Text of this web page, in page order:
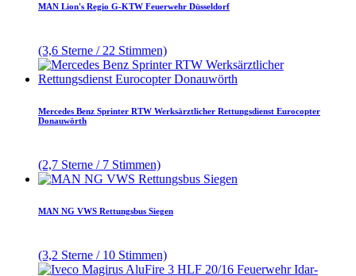
MAN Lion's Regio G-KTW Feuerwehr Düsseldorf
(3,6 Sterne / 22 Stimmen)
Mercedes Benz Sprinter RTW Werksärztlicher Rettungsdienst Eurocopter
Donauwörth
(2,7 Sterne / 7 Stimmen)
MAN NG VWS Rettungsbus Siegen
(3,2 Sterne / 10 Stimmen)